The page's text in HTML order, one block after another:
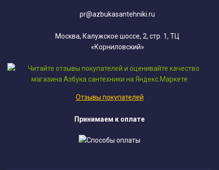
pr@azbukasantehniki.ru
Москва, Калужское шоссе, 2, стр. 1, ТЦ
«Корниловский»
Отзывы покупателей
Принимаем к оплате